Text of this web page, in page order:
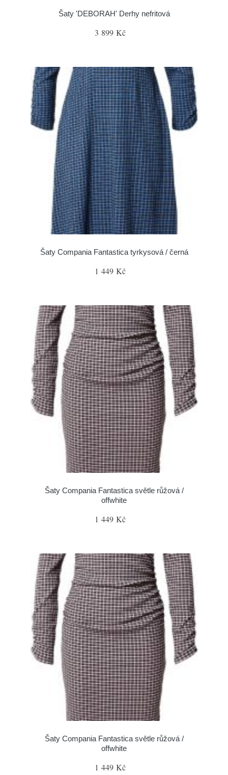
Šaty 'DEBORAH' Derhy nefritová
3 899 Kč
Šaty Compania Fantastica tyrkysová / černá
1 449 Kč
Šaty Compania Fantastica světle růžová /
offwhite
1 449 Kč
Šaty Compania Fantastica světle růžová /
offwhite
1 449 Kč